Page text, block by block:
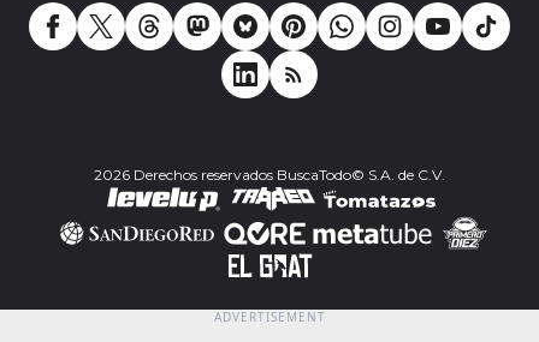
2026 Derechos reservados BuscaTodo© S.A. de C.V.